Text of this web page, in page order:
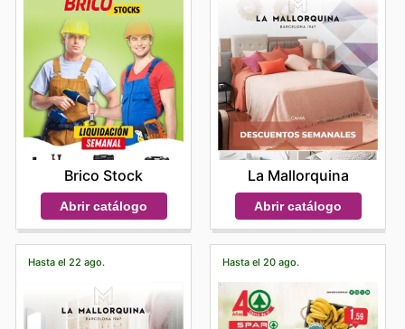
Brico Stock
Abrir catálogo
La Mallorquina
Abrir catálogo
Hasta el 22 ago. Hasta el 20 ago.